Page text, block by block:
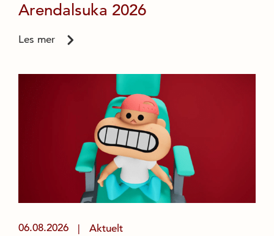
Arendalsuka 2026
Les mer
06.08.2026 Aktuelt